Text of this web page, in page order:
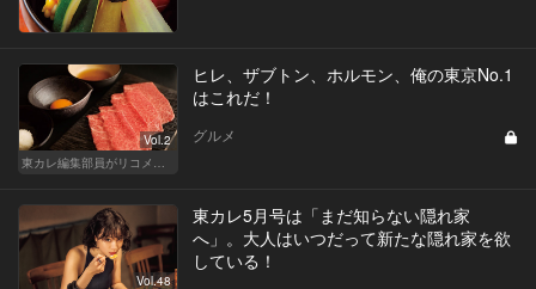
Vol.2
東カレ編集部員がリコメンドする俺の東京No.1焼肉
ヒレ、ザブトン、ホルモン、俺の東京No.1
はこれだ！
グルメ
Vol.48
東カレ5月号は「まだ知らない隠れ家
へ」。大人はいつだって新たな隠れ家を欲
している！